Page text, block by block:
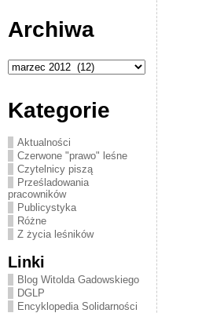
Archiwa
Archiwa
Kategorie
Aktualności
Czerwone "prawo" leśne
Czytelnicy piszą
Prześladowania
pracowników
Publicystyka
Różne
Z życia leśników
Linki
Blog Witolda Gadowskiego
DGLP
Encyklopedia Solidarności